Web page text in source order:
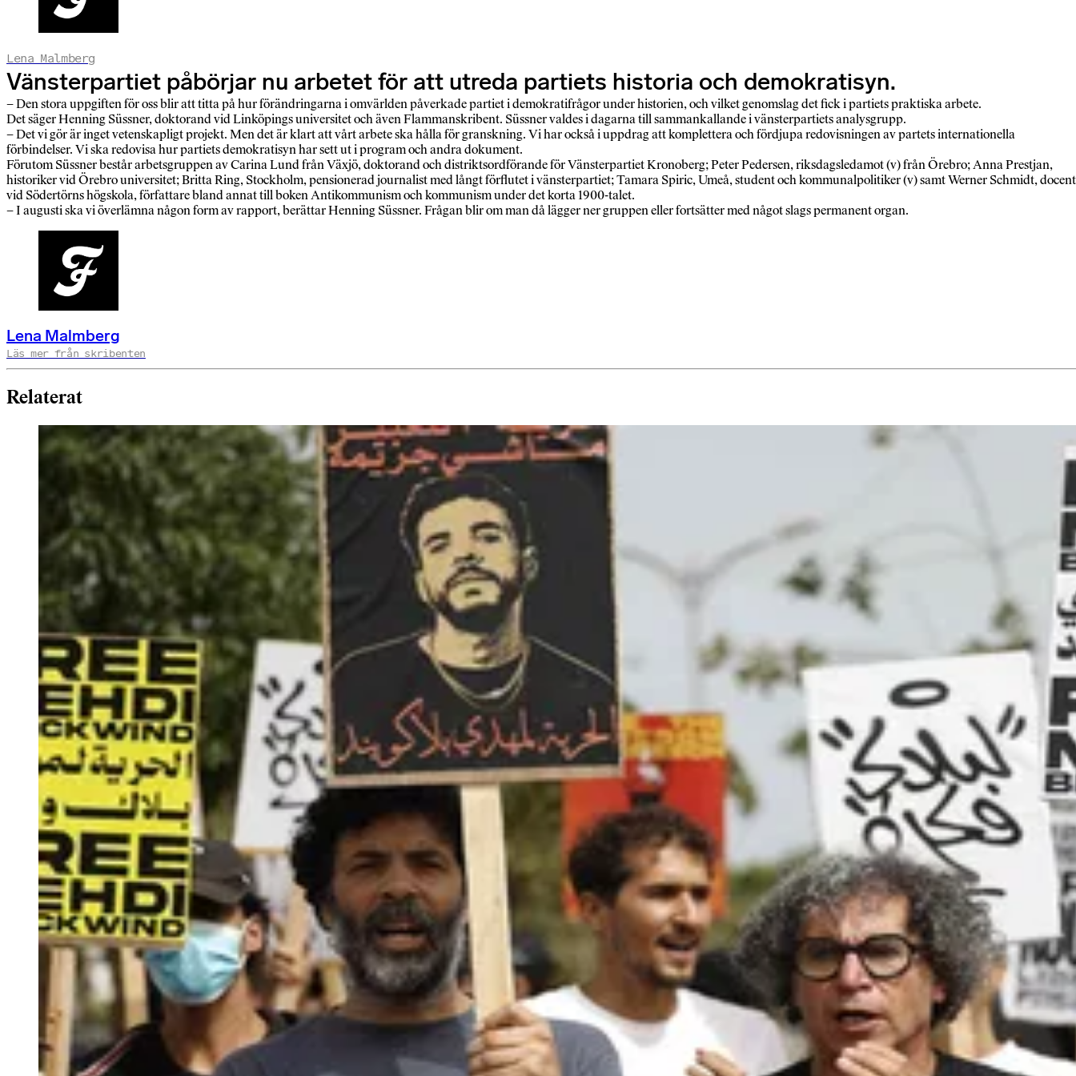
Lena Malmberg
Vänsterpartiet påbörjar nu arbetet för att utreda partiets historia och demokratisyn.
– Den stora uppgiften för oss blir att titta på hur förändringarna i omvärlden påverkade partiet i demokratifrågor under historien, och vilket genomslag det fick i partiets praktiska arbete.
Det säger Henning Süssner, doktorand vid Linköpings universitet och även Flammanskribent. Süssner valdes i dagarna till sammankallande i vänsterpartiets analysgrupp.
– Det vi gör är inget vetenskapligt projekt. Men det är klart att vårt arbete ska hålla för granskning. Vi har också i uppdrag att komplettera och fördjupa redovisningen av partets internationella
förbindelser. Vi ska redovisa hur partiets demokratisyn har sett ut i program och andra dokument.
Förutom Süssner består arbetsgruppen av Carina Lund från Växjö, doktorand och distriktsordförande för Vänsterpartiet Kronoberg; Peter Pedersen, riksdagsledamot (v) från Örebro; Anna Prestjan,
historiker vid Örebro universitet; Britta Ring, Stockholm, pensionerad journalist med långt förflutet i vänsterpartiet; Tamara Spiric, Umeå, student och kommunalpolitiker (v) samt Werner Schmidt, docent
vid Södertörns högskola, författare bland annat till boken Antikommunism och kommunism under det korta 1900-talet.
– I augusti ska vi överlämna någon form av rapport, berättar Henning Süssner. Frågan blir om man då lägger ner gruppen eller fortsätter med något slags permanent organ.
Lena Malmberg
Läs mer från skribenten
Relaterat